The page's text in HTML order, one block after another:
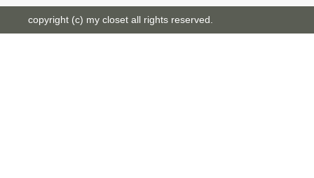
copyright (c) my closet all rights reserved.